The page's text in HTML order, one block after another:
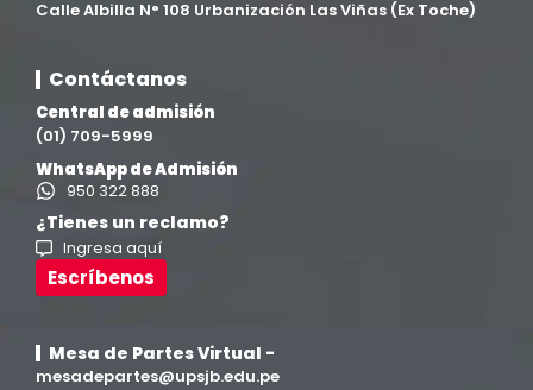
Ingeniería de Sistemas
Ingeniería en Enología y Viticultura
Investigación y Responsabilidad Social
Medicina Veterinaria y Zootecnia
Calle Albilla N° 108 Urbanización Las Viñas (Ex Toche)
Contáctanos
Central de admisión
(01) 709-5999
WhatsApp de Admisión
950 322 888
¿Tienes un reclamo?
Ingresa aquí
Escríbenos
Mesa de Partes Virtual -
mesadepartes@upsjb.edu.pe